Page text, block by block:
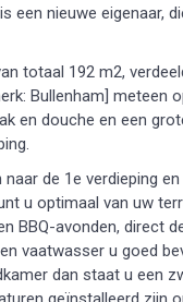
een nieuwe eigenaar,
totaal 192 m2,
Bullenham]
en douche en een
de 1e verdieping
u optimaal van uw
BBQ-avonden, direct
vaatwasser u goed
dan staat u